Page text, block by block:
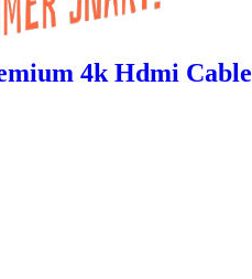
4k Hdmi Cable